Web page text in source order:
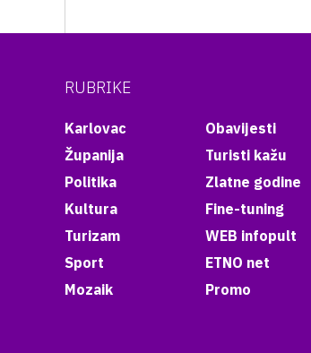
RUBRIKE
Karlovac
Županija
Politika
Kultura
Turizam
Sport
Mozaik
Obavijesti
Turisti kažu
Zlatne godine
Fine-tuning
WEB infopult
ETNO net
Promo